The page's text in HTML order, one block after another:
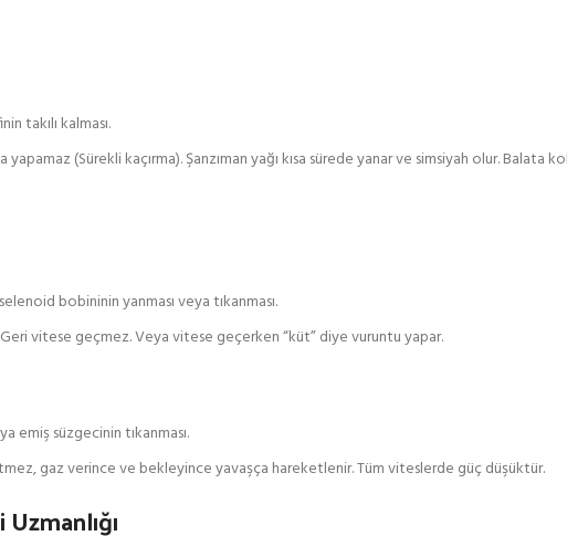
takılı kalması.
(Sürekli kaçırma). Şanzıman yağı kısa sürede yanar ve simsiyah olur. Balata
bobininin yanması veya tıkanması.
vitese geçmez. Veya vitese geçerken “küt” diye vuruntu yapar.
emiş süzgecinin tıkanması.
gaz verince ve bekleyince yavaşça hareketlenir. Tüm viteslerde güç düşüktür.